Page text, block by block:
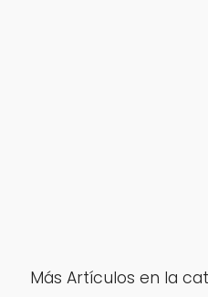
Más Artículos en la